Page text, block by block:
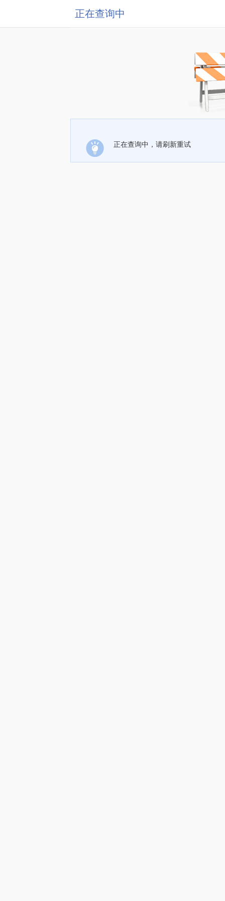
正在查询中
正在查询中，请刷新重试